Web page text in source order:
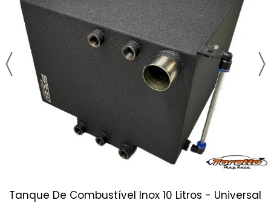
Tanque De Combustível Inox 10 Litros - Universal